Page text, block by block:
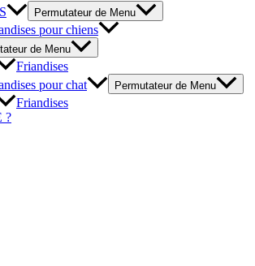
Permutateur de Menu
pour chiens
de Menu
Friandises
pour chat
Permutateur de Menu
Friandises
?